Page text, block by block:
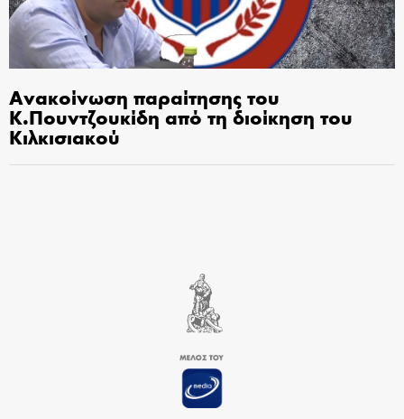
Ανακοίνωση παραίτησης του
Κ.Πουντζουκίδη από τη διοίκηση του
Κιλκισιακού